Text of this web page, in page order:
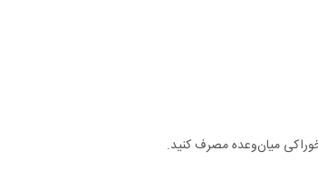
میان‌وعده مصرف کنید.